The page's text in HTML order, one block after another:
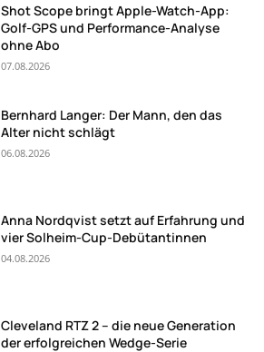
Shot Scope bringt Apple-Watch-App:
Golf-GPS und Performance-Analyse
ohne Abo
07.08.2026
Bernhard Langer: Der Mann, den das
Alter nicht schlägt
06.08.2026
Anna Nordqvist setzt auf Erfahrung und
vier Solheim-Cup-Debütantinnen
04.08.2026
Cleveland RTZ 2 – die neue Generation
der erfolgreichen Wedge-Serie